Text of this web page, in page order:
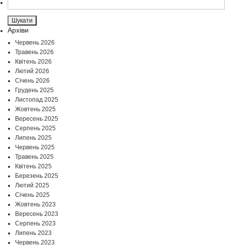
Архіви
Червень 2026
Травень 2026
Квітень 2026
Лютий 2026
Січень 2026
Грудень 2025
Листопад 2025
Жовтень 2025
Вересень 2025
Серпень 2025
Липень 2025
Червень 2025
Травень 2025
Квітень 2025
Березень 2025
Лютий 2025
Січень 2025
Жовтень 2023
Вересень 2023
Серпень 2023
Липень 2023
Червень 2023